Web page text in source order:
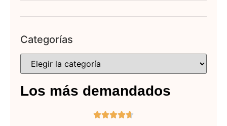
Categorías
Los más demandados
